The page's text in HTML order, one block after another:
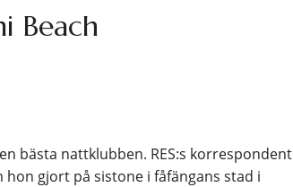
Beach
bästa nattklubben. RES:s korrespondent
gjort på sistone i fåfängans stad i